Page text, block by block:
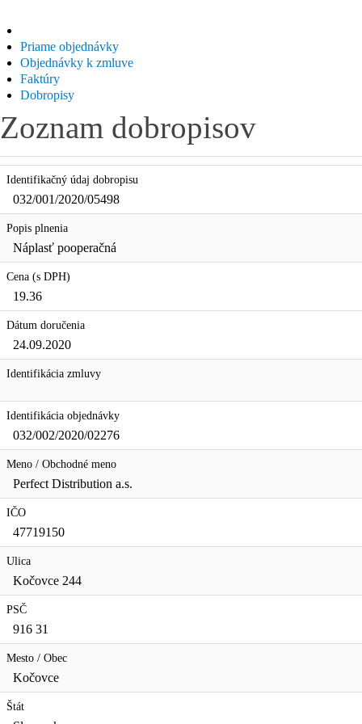
Priame objednávky
Objednávky k zmluve
Faktúry
Dobropisy
Zoznam dobropisov
Identifikačný údaj dobropisu
032/001/2020/05498
Popis plnenia
Náplasť pooperačná
Cena (s DPH)
19.36
Dátum doručenia
24.09.2020
Identifikácia zmluvy
Identifikácia objednávky
032/002/2020/02276
Meno / Obchodné meno
Perfect Distribution a.s.
IČO
47719150
Ulica
Kočovce 244
PSČ
916 31
Mesto / Obec
Kočovce
Štát